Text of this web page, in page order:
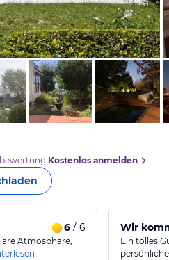
Kostenlos anmelden
6 / 6
Atmosphäre,
Wir
Ein tolles